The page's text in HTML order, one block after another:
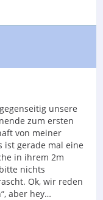
unsere
zum ersten
von meiner
ist gerade mal eine
in ihrem 2m
nichts
Ok, wir reden
aber hey…